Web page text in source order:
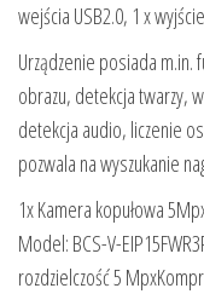
wejścia USB2.0, 1 x
Urządzenie posiada m.in.
obrazu, detekcja twarzy,
detekcja audio, liczenie
pozwala na wyszukanie
1x Kamera kopułowa
Model: BCS-V-
rozdzielczość 5